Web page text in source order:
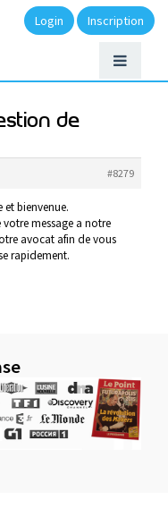
Login Inscription
de
#8279
bienvenue.
message a notre
avocat afin de vous
rapidement.